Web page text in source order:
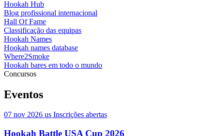
Hookah Hub
Blog profissional internacional
Hall Of Fame
Classificação das equipas
Hookah Names
Hookah names database
Where2Smoke
Hookah bares em todo o mundo
Concursos
Eventos
07 nov 2026 us Inscrições abertas
Hookah Battle USA Cup 2026